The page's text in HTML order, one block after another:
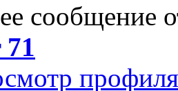
сообщение
71
профиля